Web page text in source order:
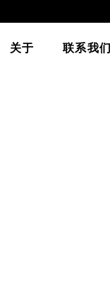
关于 联系我们